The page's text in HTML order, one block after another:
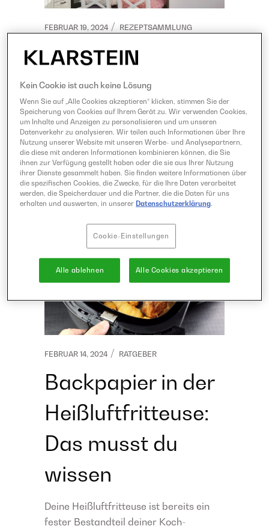
FEBRUAR 19, 2024 REZEPTSAMMLUNG
Ostern: Backen im
Frühling
Ostern steht vor der Tür und du hast
Lust, etwas richtig Leckeres zu
backen? Da rennst du bei uns offene
Türen ein. Wir lieben Feiertage, wir
lieben backen und wir lieben es, uns...
FEBRUAR 14, 2024 RATGEBER
Backpapier in der
Heißluftfritteuse:
Das musst du
wissen
Deine Heißluftfritteuse ist bereits ein
fester Bestandteil deiner Koch-
Kein Cookie ist auch keine Lösung
Wenn Sie auf „Alle Cookies akzeptieren“ klicken, stimmen Sie der
Speicherung von Cookies auf Ihrem Gerät zu. Wir verwenden Cookies,
um Inhalte und Anzeigen zu personalisieren und um unseren
Datenverkehr zu analysieren. Wir teilen auch Informationen über Ihre
Nutzung unserer Website mit unseren Werbe- und Analysepartnern,
die diese mit anderen Informationen kombinieren können, die Sie
ihnen zur Verfügung gestellt haben oder die sie aus Ihrer Nutzung
ihrer Dienste gesammelt haben. Sie finden weitere Informationen über
die spezifischen Cookies, die Zwecke, für die Ihre Daten verarbeitet
werden, die Speicherdauer und die Partner, die die Daten für uns
erhalten und auswerten, in unserer Datenschutzerklärung
Cookie-Einstellungen
Alle ablehnen Alle Cookies akzeptieren